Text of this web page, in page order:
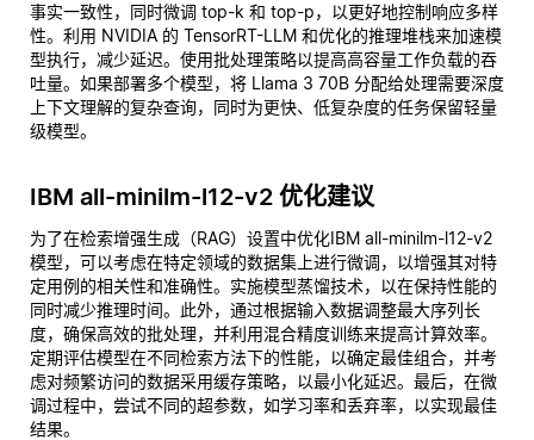
事实一致性，同时微调 top-k 和 top-p，以更好地控制响应多样
性。利用 NVIDIA 的 TensorRT-LLM 和优化的推理堆栈来加速模
型执行，减少延迟。使用批处理策略以提高高容量工作负载的吞
吐量。如果部署多个模型，将 Llama 3 70B 分配给处理需要深度
上下文理解的复杂查询，同时为更快、低复杂度的任务保留轻量
级模型。
IBM all-minilm-l12-v2 优化建议
为了在检索增强生成（RAG）设置中优化IBM all-minilm-l12-v2
模型，可以考虑在特定领域的数据集上进行微调，以增强其对特
定用例的相关性和准确性。实施模型蒸馏技术，以在保持性能的
同时减少推理时间。此外，通过根据输入数据调整最大序列长
度，确保高效的批处理，并利用混合精度训练来提高计算效率。
定期评估模型在不同检索方法下的性能，以确定最佳组合，并考
虑对频繁访问的数据采用缓存策略，以最小化延迟。最后，在微
调过程中，尝试不同的超参数，如学习率和丢弃率，以实现最佳
结果。